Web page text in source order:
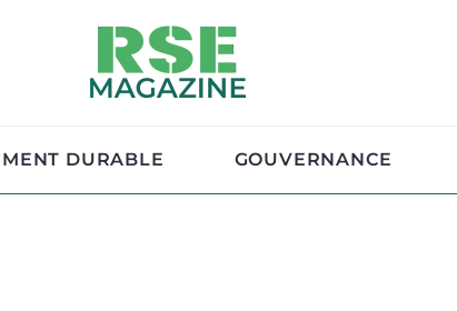
DURABLE GOUVERNANCE